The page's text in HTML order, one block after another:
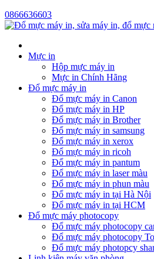
0866636603
Mực in
Hộp mực máy in
Mực in Chính Hãng
Đổ mực máy in
Đổ mực máy in Canon
Đổ mực máy in HP
Đổ mực máy in Brother
Đổ mực máy in samsung
Đổ mực máy in xerox
Đổ mực máy in ricoh
Đổ mực máy in pantum
Đổ mực máy in laser màu
Đổ mực máy in phun màu
Đổ mực máy in tại Hà Nội
Đổ mực máy in tại HCM
Đổ mực máy photocopy
Đổ mực máy photocopy
Đổ mực máy photocopy
Đổ mực máy photopcy